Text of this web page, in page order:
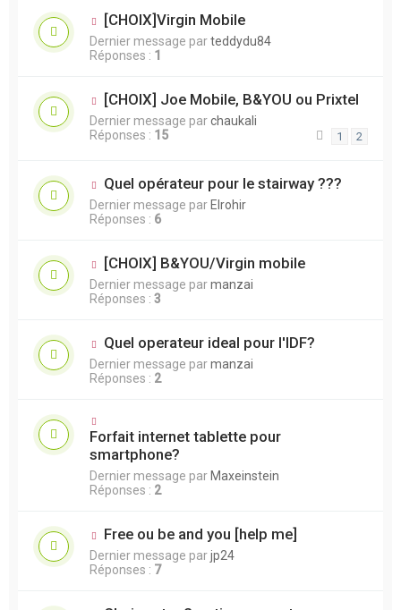
[CHOIX]Virgin Mobile
Dernier message parteddydu84
Réponses : 1
[CHOIX] Joe Mobile, B&YOU ou Prixtel
Dernier message parchaukali
Réponses : 15 1 2
Quel opérateur pour le stairway ???
Dernier message par Elrohir
Réponses : 6
[CHOIX] B&YOU/Virgin mobile
Dernier message parmanzai
Réponses : 3
Quel operateur ideal pour l'IDF?
Dernier message parmanzai
Réponses : 2
Forfait internet tablette pour
smartphone?
Dernier message par Maxeinstein
Réponses : 2
Free ou be and you [help me]
Dernier message parjp24
Réponses : 7